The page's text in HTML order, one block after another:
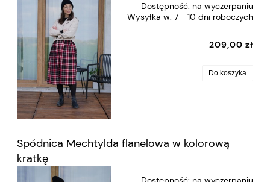
Dostępność: na wyczerpaniu
Wysyłka w: 7 - 10 dni roboczych
209,00 zł
Do koszyka
Spódnica Mechtylda flanelowa w kolorową
kratkę